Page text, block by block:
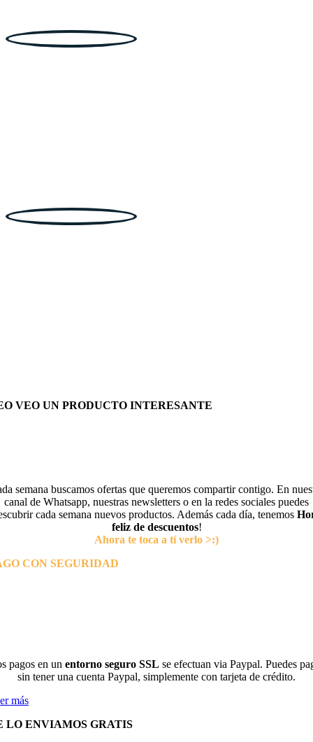
VEO UN PRODUCTO INTERESANTE
semana buscamos ofertas que queremos compartir contigo. En
canal de Whatsapp, nuestras newsletters o en la redes sociales puedes
cada semana nuevos productos. Además cada día, tenemos
feliz de descuentos!
Ahora te toca a tí verlo >:)
CON SEGURIDAD
pagos en un entorno seguro SSL se efectuan via Paypal. Puedes
sin tener una cuenta Paypal, simplemente con tarjeta de crédito.
más
LO ENVIAMOS GRATIS